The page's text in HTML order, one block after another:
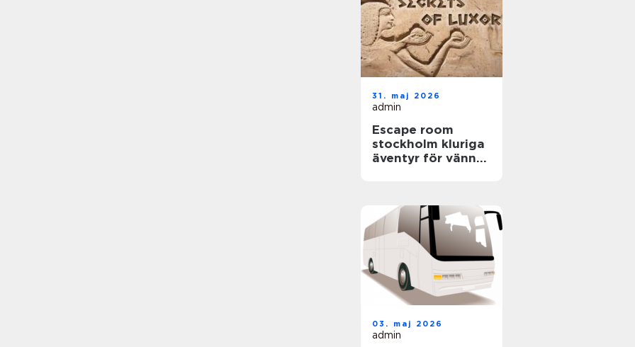
31. maj 2026
admin
Escape room
stockholm kluriga
äventyr för vänner,
03. maj 2026
admin